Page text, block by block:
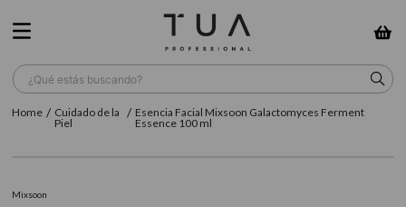
¿Qué estás buscando?
Cuidado de la
Piel
Esencia Facial Mixsoon Galactomyces Ferment
Essence 100 ml
Mixsoon
TÉRMINOS MÁS BUSCADOS
2